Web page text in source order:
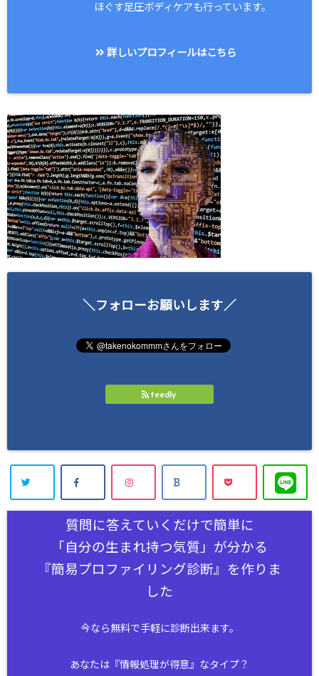
ほぐす足圧ボディケアも行っています。
詳しいプロフィールはこちら
＼フォローお願いします／
feedly
質問に答えていくだけで簡単に
「自分の生まれ持つ気質」が分かる
『簡易プロファイリング診断』を作りま
した
今なら無料で手軽に診断出来ます。
あなたは『情報処理が得意』なタイプ？